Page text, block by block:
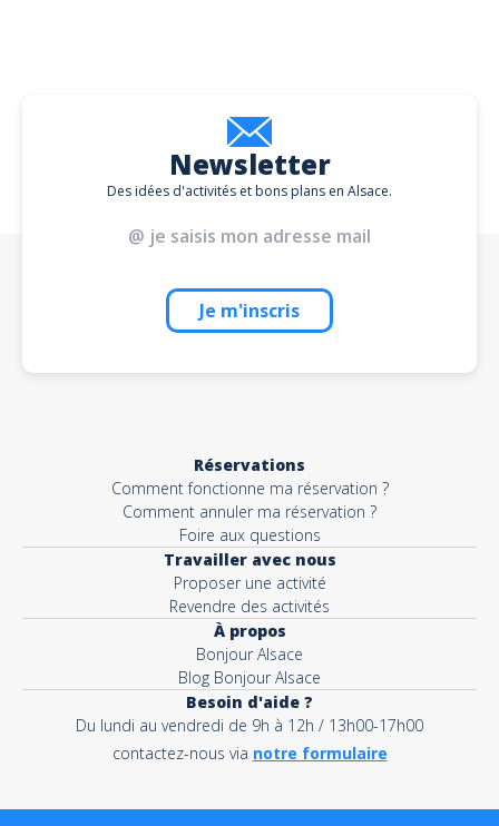
Newsletter
Des idées d'activités et bons plans en Alsace.
Je m'inscris
Réservations
Comment fonctionne ma réservation ?
Comment annuler ma réservation ?
Foire aux questions
Travailler avec nous
Proposer une activité
Revendre des activités
À propos
Bonjour Alsace
Blog Bonjour Alsace
Besoin d'aide ?
Du lundi au vendredi de 9h à 12h / 13h00-17h00
contactez-nous via notre formulaire